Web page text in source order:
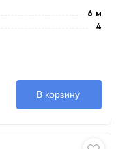
6 м
4
В корзину